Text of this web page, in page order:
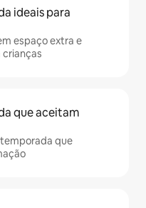
ideais para
espaço extra e
que aceitam
que